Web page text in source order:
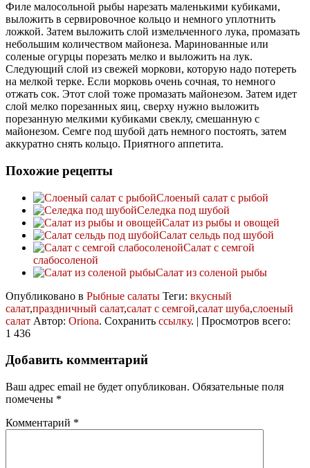
Филе малосольной рыбы нарезать маленькими кубиками,
выложить в сервировочное кольцо и немного уплотнить
ложкой. Затем выложить слой измельченного лука, промазать
небольшим количеством майонеза. Маринованные или
соленые огурцы порезать мелко и выложить на лук.
Следующий слой из свежей моркови, которую надо потереть
на мелкой терке. Если морковь очень сочная, то немного
отжать сок. Этот слой тоже промазать майонезом. Затем идет
слой мелко порезанных яиц, сверху нужно выложить
порезанную мелкими кубиками свеклу, смешанную с
майонезом. Семге под шубой дать немного постоять, затем
аккуратно снять кольцо. Приятного аппетита.
Похожие рецепты
Слоеный салат с рыбой
Селедка под шубой
Салат из рыбы и овощей
Салат сельдь под шубой
Салат с семгой
слабосоленой
Салат из соленой рыбы
Опубликовано в Рыбные салаты Теги: вкусный
салат,праздничный салат,салат с семгой,салат шуба,слоеный
салат Автор: Oriona. Сохранить ссылку. | Просмотров всего:
1 436
Добавить комментарий
Ваш адрес email не будет опубликован. Обязательные поля
помечены *
Комментарий *